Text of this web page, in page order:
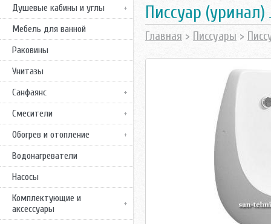
Душевые кабины и углы
Мебель для ванной
Раковины
Унитазы
Санфаянс
Смесители
Обогрев и отопление
Водонагреватели
Насосы
Комплектующие и
аксессуары
Писсуар (уринал)
Главная > Писсуары >